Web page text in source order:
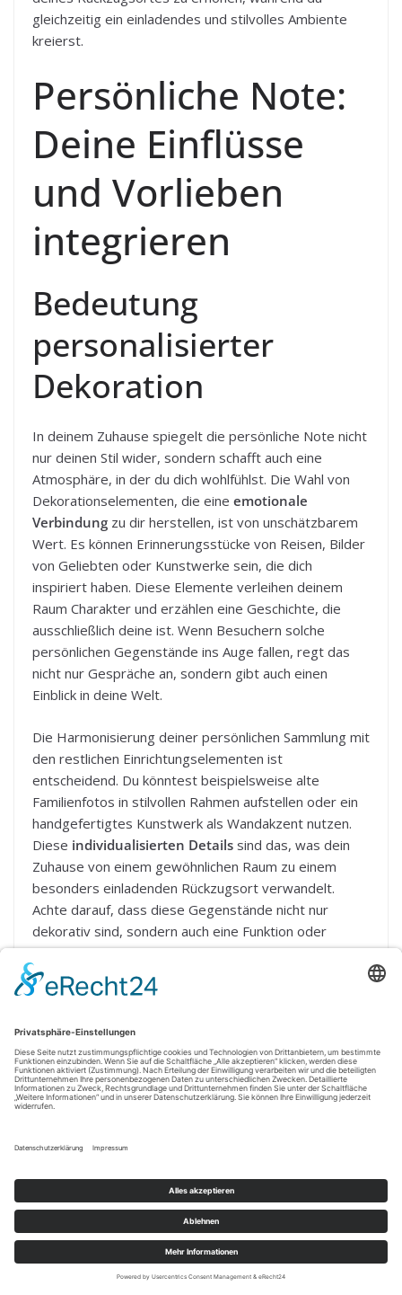
gleichzeitig ein einladendes und stilvolles Ambiente
kreierst.
Persönliche Note:
Deine Einflüsse
und Vorlieben
integrieren
Bedeutung
personalisierter
Dekoration
In deinem Zuhause spiegelt die persönliche Note nicht
nur deinen Stil wider, sondern schafft auch eine
Atmosphäre, in der du dich wohlfühlst. Die Wahl von
Dekorationselementen, die eine emotionale
Verbindung zu dir herstellen, ist von unschätzbarem
Wert. Es können Erinnerungsstücke von Reisen, Bilder
von Geliebten oder Kunstwerke sein, die dich
inspiriert haben. Diese Elemente verleihen deinem
Raum Charakter und erzählen eine Geschichte, die
ausschließlich deine ist. Wenn Besuchern solche
persönlichen Gegenstände ins Auge fallen, regt das
nicht nur Gespräche an, sondern gibt auch einen
Einblick in deine Welt.
Die Harmonisierung deiner persönlichen Sammlung mit
den restlichen Einrichtungselementen ist
entscheidend. Du könntest beispielsweise alte
Familienfotos in stilvollen Rahmen aufstellen oder ein
handgefertigtes Kunstwerk als Wandakzent nutzen.
Diese individualisierten Details sind das, was dein
Zuhause von einem gewöhnlichen Raum zu einem
besonders einladenden Rückzugsort verwandelt.
Achte darauf, dass diese Gegenstände nicht nur
dekorativ sind, sondern auch eine Funktion oder
Bedeutung haben, um Harmonie und Balance zu
schaffen.
betrifft die Farbwahl und Muster. Farben beeinflussen
unsere Stimmung und können eine erhebliche Rolle in
deinem Rückzugsort spielen. Wenn du beispielsweise
{Blau} als beruhigende Farbe empfindest, könnte es
von Kissen, Vorhängen oder Wandfarben – zu
du dich in deinem Zuhause schneller entspannen
kannst, und es wird zu einem echten Rückzugsort für
dich.
Raumgestaltung nach